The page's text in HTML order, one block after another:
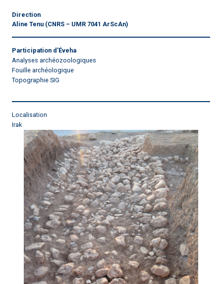
Direction
Aline Tenu (CNRS – UMR 7041 ArScAn)
Participation d’Éveha
Analyses archéozoologiques
Fouille archéologique
Topographie SIG
Localisation
Irak